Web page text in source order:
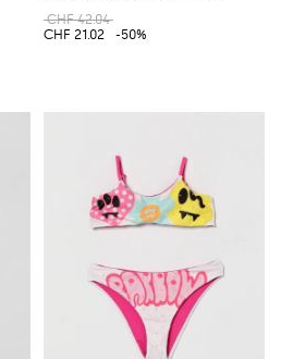
CHF 42.04
CHF 21.02
-50%